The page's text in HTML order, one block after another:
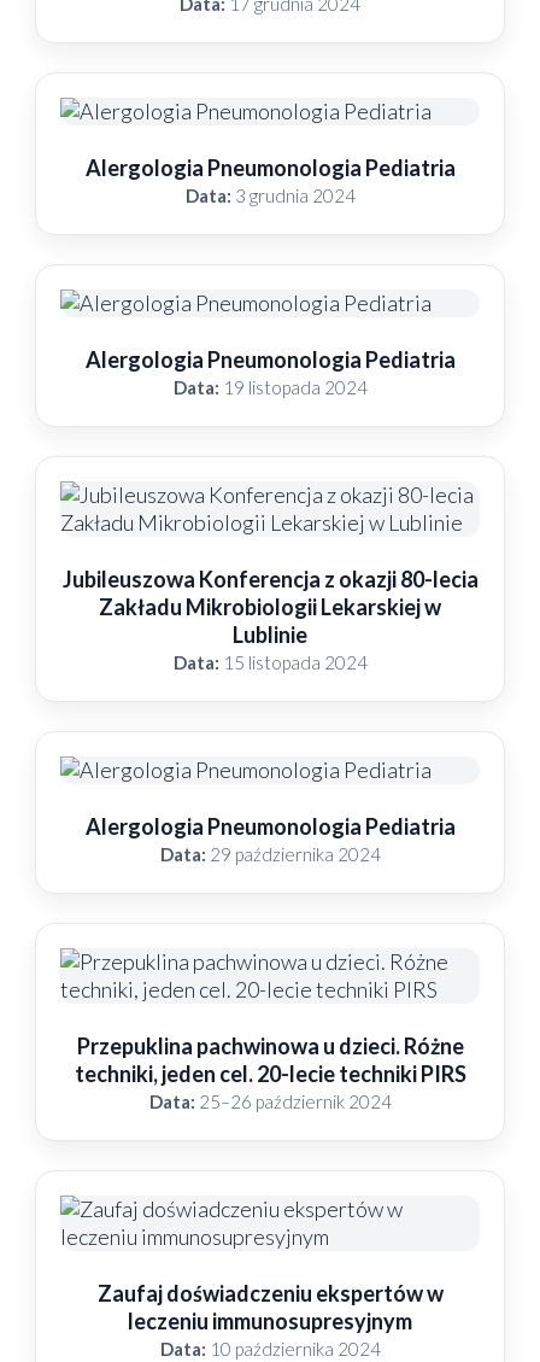
Alergologia Pneumonologia Pediatria
Data: 3 grudnia 2024
Alergologia Pneumonologia Pediatria
Data: 19 listopada 2024
Jubileuszowa Konferencja z okazji 80-lecia
Zakładu Mikrobiologii Lekarskiej w
Lublinie
Data: 15 listopada 2024
Alergologia Pneumonologia Pediatria
Data: 29 października 2024
Przepuklina pachwinowa u dzieci. Różne
techniki, jeden cel. 20-lecie techniki PIRS
Data: 25–26 październik 2024
Zaufaj doświadczeniu ekspertów w
leczeniu immunosupresyjnym
Data: 10 października 2024